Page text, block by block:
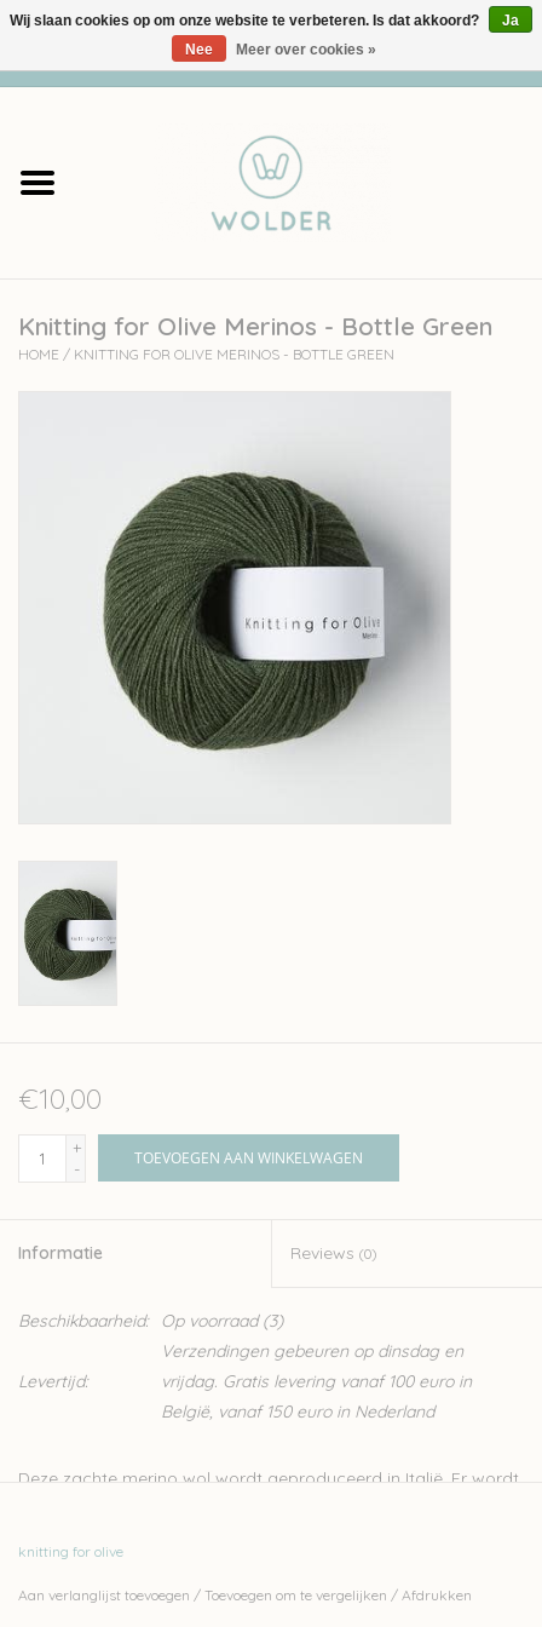
Garens
Accessoires
Over wolder
Knitting for Olive Merinos - Bottle Green
HOME / KNITTING FOR OLIVE MERINOS - BOTTLE GREEN
€10,00
+
-
TOEVOEGEN AAN WINKELWAGEN
Informatie Reviews (0)
Beschikbaarheid: Op voorraad(3)
Levertijd:
Verzendingen gebeuren op dinsdag en
vrijdag. Gratis levering vanaf 100 euro in
België, vanaf 150 euro in Nederland
Deze zachte merino wol wordt geproduceerd in Italië. Er wordt
knitting for olive
Aan verlanglijst toevoegen / Toevoegen om te vergelijken / Afdrukken
Wij slaan cookies op om onze website te verbeteren. Is dat akkoord?
Ja
Nee
Meer over cookies »